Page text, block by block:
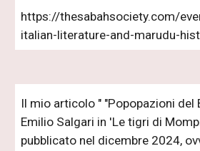
https://thesabahsociety.com/
italian-literature-and-marudu-
Il mio articolo " "Popopazioni del
Emilio Salgari in 'Le tigri di
pubblicato nel dicembre 2024,